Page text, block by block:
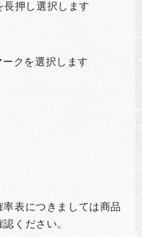
押し選択します
クを選択します
表につきましては商品
ください。